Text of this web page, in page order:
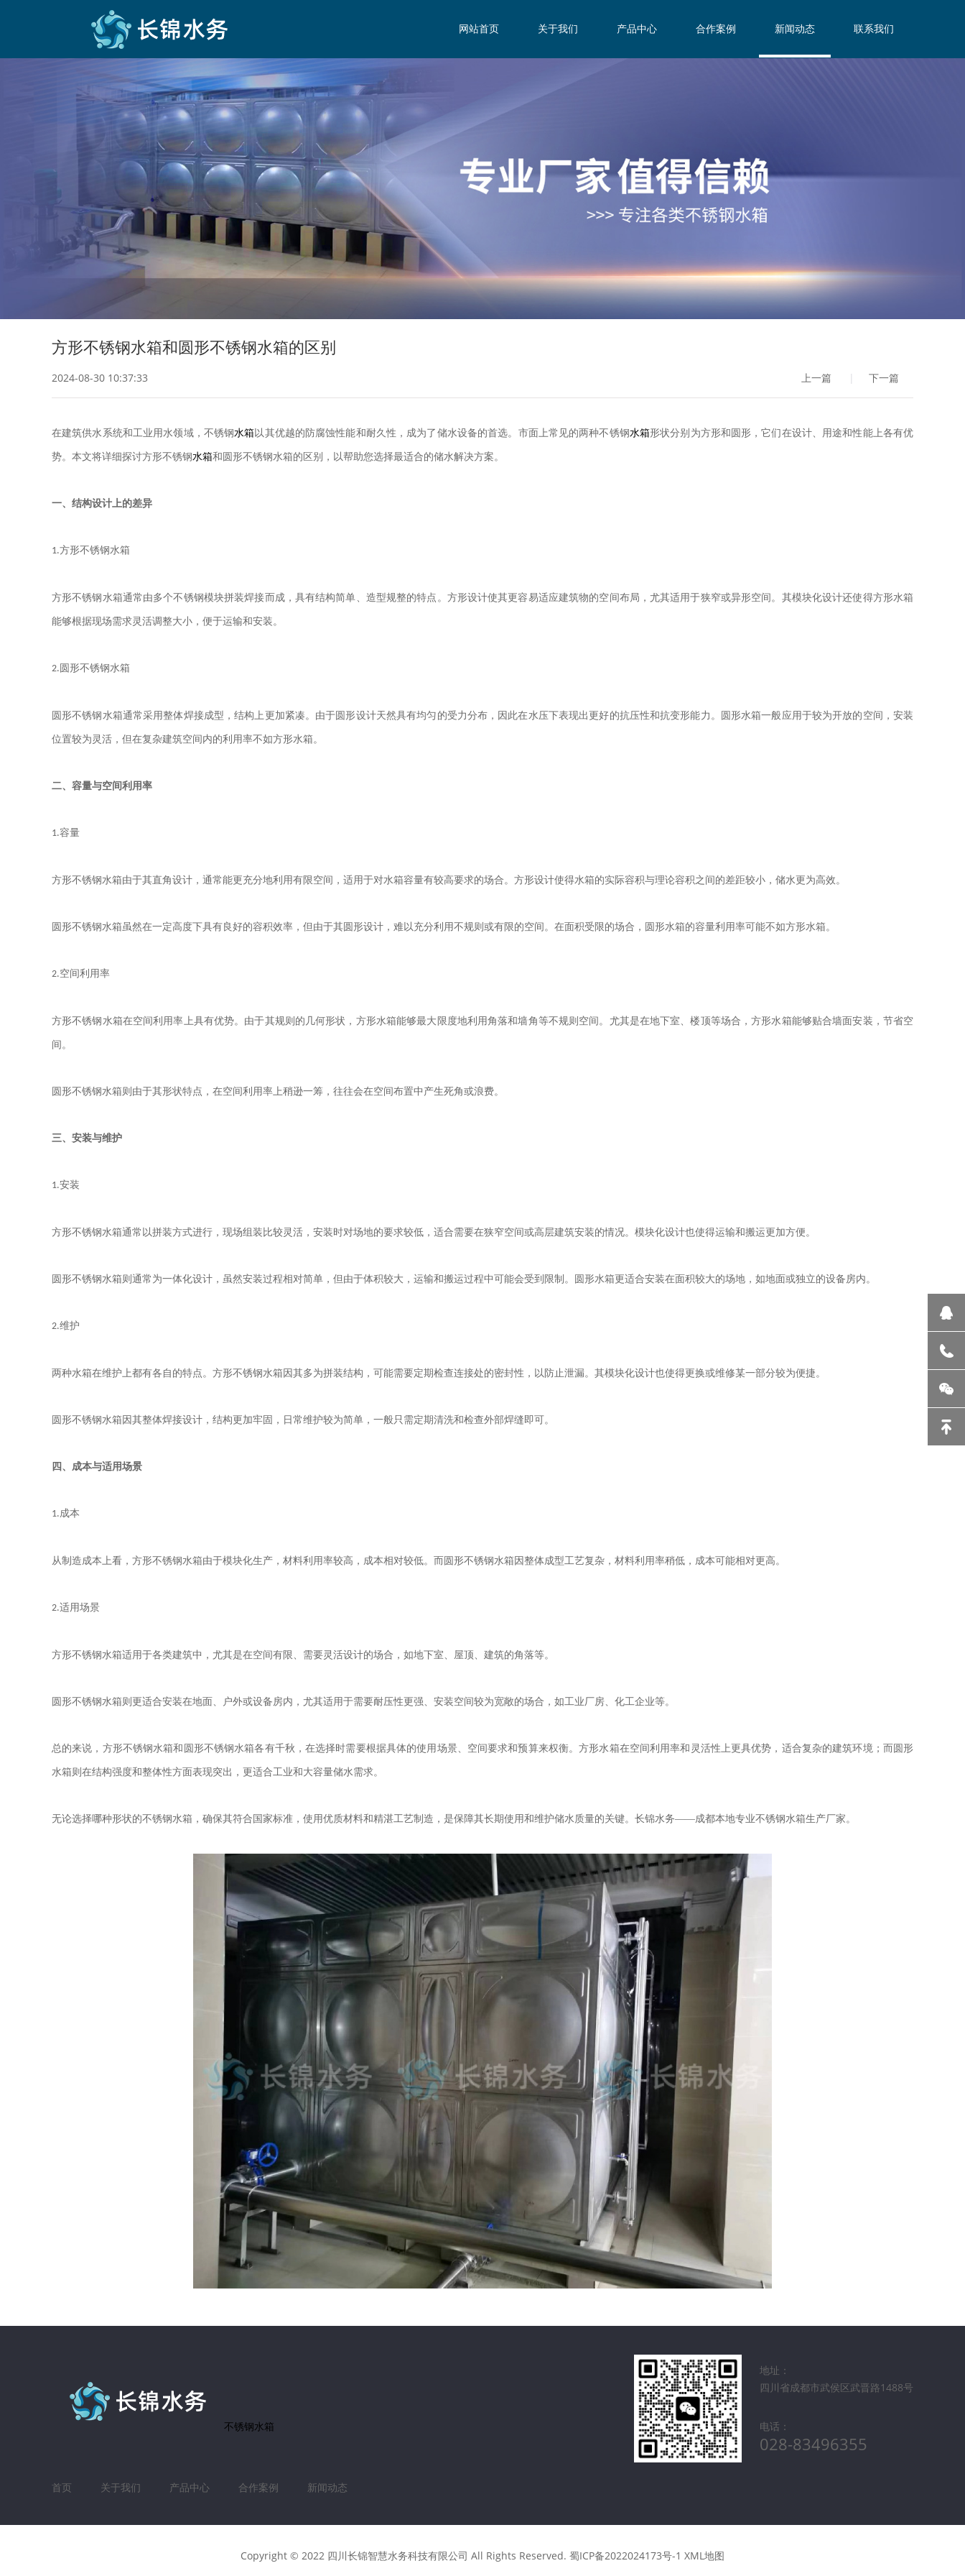
网站首页 关于我们 产品中心 合作案例 新闻动态 联系我们
方形不锈钢水箱和圆形不锈钢水箱的区别
2024-08-30 10:37:33 上一篇 | 下一篇
在建筑供水系统和工业用水领域，不锈钢水箱以其优越的防腐蚀性能和耐久性，成为了储水设备的首选。市面上常见的两种不锈钢水箱形状分别为方形和圆形，它们在设计、用途和性能上各有优
势。本文将详细探讨方形不锈钢水箱和圆形不锈钢水箱的区别，以帮助您选择最适合的储水解决方案。
一、结构设计上的差异
1.方形不锈钢水箱
方形不锈钢水箱通常由多个不锈钢模块拼装焊接而成，具有结构简单、造型规整的特点。方形设计使其更容易适应建筑物的空间布局，尤其适用于狭窄或异形空间。其模块化设计还使得方形水箱
能够根据现场需求灵活调整大小，便于运输和安装。
2. 圆形不锈钢水箱
圆形不锈钢水箱通常采用整体焊接成型，结构上更加紧凑。由于圆形设计天然具有均匀的受力分布，因此在水压下表现出更好的抗压性和抗变形能力。圆形水箱一般应用于较为开放的空间，安装
位置较为灵活，但在复杂建筑空间内的利用率不如方形水箱。
二、容量与空间利用率
1.容量
方形不锈钢水箱由于其直角设计，通常能更充分地利用有限空间，适用于对水箱容量有较高要求的场合。方形设计使得水箱的实际容积与理论容积之间的差距较小，储水更为高效。
圆形不锈钢水箱虽然在一定高度下具有良好的容积效率，但由于其圆形设计，难以充分利用不规则或有限的空间。在面积受限的场合，圆形水箱的容量利用率可能不如方形水箱。
2.空间利用率
方形不锈钢水箱在空间利用率上具有优势。由于其规则的几何形状，方形水箱能够最大限度地利用角落和墙角等不规则空间。尤其是在地下室、楼顶等场合，方形水箱能够贴合墙面安装，节省空
间。
圆形不锈钢水箱则由于其形状特点，在空间利用率上稍逊一筹，往往会在空间布置中产生死角或浪费。
三、安装与维护
1.安装
方形不锈钢水箱通常以拼装方式进行，现场组装比较灵活，安装时对场地的要求较低，适合需要在狭窄空间或高层建筑安装的情况。模块化设计也使得运输和搬运更加方便。
圆形不锈钢水箱则通常为一体化设计，虽然安装过程相对简单，但由于体积较大，运输和搬运过程中可能会受到限制。圆形水箱更适合安装在面积较大的场地，如地面或独立的设备房内。
2.维护
两种水箱在维护上都有各自的特点。方形不锈钢水箱因其多为拼装结构，可能需要定期检查连接处的密封性，以防止泄漏。其模块化设计也使得更换或维修某一部分较为便捷。
圆形不锈钢水箱因其整体焊接设计，结构更加牢固，日常维护较为简单，一般只需定期清洗和检查外部焊缝即可。
四、成本与适用场景
1.成本
从制造成本上看，方形不锈钢水箱由于模块化生产，材料利用率较高，成本相对较低。而圆形不锈钢水箱因整体成型工艺复杂，材料利用率稍低，成本可能相对更高。
2.适用场景
方形不锈钢水箱适用于各类建筑中，尤其是在空间有限、需要灵活设计的场合，如地下室、屋顶、建筑的角落等。
圆形不锈钢水箱则更适合安装在地面、户外或设备房内，尤其适用于需要耐压性更强、安装空间较为宽敞的场合，如工业厂房、化工企业等。
总的来说， 方形不锈钢水箱和圆形不锈钢水箱各有千秋，在选择时需要根据具体的使用场景、空间要求和预算来权衡。方形水箱在空间利用率和灵活性上更具优势，适合复杂的建筑环境；而圆形
水箱则在结构强度和整体性方面表现突出，更适合工业和大容量储水需求。
无论选择哪种形状的不锈钢水箱，确保其符合国家标准，使用优质材料和精湛工艺制造，是保障其长期使用和维护储水质量的关键。长锦水务——成都本地专业不锈钢水箱生产厂家。
不锈钢水箱
首页 关于我们 产品中心 合作案例 新闻动态
地址：
四川省成都市武侯区武晋路1488号
电话：
028-83496355
Copyright © 2022 四川长锦智慧水务科技有限公司 All Rights Reserved. 蜀ICP备2022024173号-1 XML地图